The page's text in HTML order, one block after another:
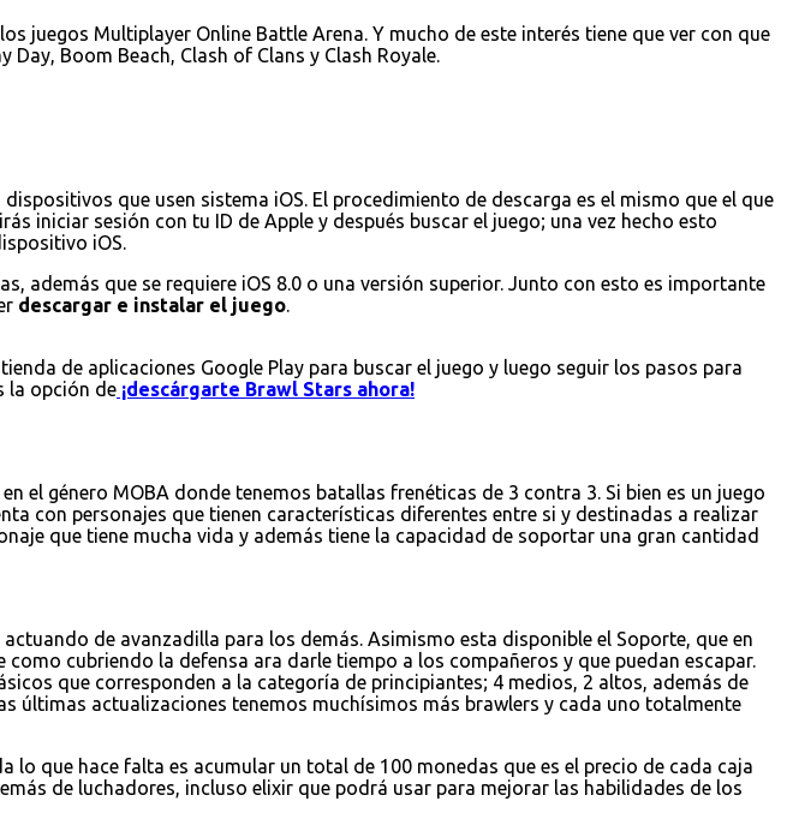
juegos Multiplayer Online Battle Arena. Y mucho de este interés tiene que ver con que
Boom Beach, Clash of Clans y Clash Royale.
que usen sistema iOS. El procedimiento de descarga es el mismo que el que
iniciar sesión con tu ID de Apple y después buscar el juego; una vez hecho esto
iOS.
además que se requiere iOS 8.0 o una versión superior. Junto con esto es importante
descargar e instalar el juego.
de aplicaciones Google Play para buscar el juego y luego seguir los pasos para
la opción de ¡descárgarte Brawl Stars ahora!
el género MOBA donde tenemos batallas frenéticas de 3 contra 3. Si bien es un juego
con personajes que tienen características diferentes entre si y destinadas a realizar
que tiene mucha vida y además tiene la capacidad de soportar una gran cantidad
de avanzadilla para los demás. Asimismo esta disponible el Soporte, que en
cubriendo la defensa ara darle tiempo a los compañeros y que puedan escapar.
que corresponden a la categoría de principiantes; 4 medios, 2 altos, además de
últimas actualizaciones tenemos muchísimos más brawlers y cada uno totalmente
lo que hace falta es acumular un total de 100 monedas que es el precio de cada caja
de luchadores, incluso elixir que podrá usar para mejorar las habilidades de los